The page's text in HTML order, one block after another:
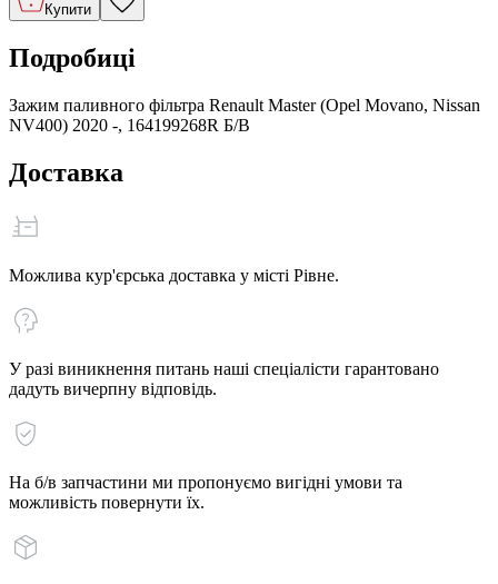
Купити
Подробиці
Зажим паливного фільтра Renault Master (Opel Movano, Nissan
NV400) 2020 -, 164199268R Б/В
Доставка
Можлива кур'єрська доставка у місті Рівне.
У разі виникнення питань наші спеціалісти гарантовано
дадуть вичерпну відповідь.
На б/в запчастини ми пропонуємо вигідні умови та
можливість повернути їх.